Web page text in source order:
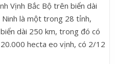
Vịnh Bắc Bộ trên biển dài
là một trong 28 tỉnh,
dài 250 km, trong đó có
hecta eo vịnh, có 2/12